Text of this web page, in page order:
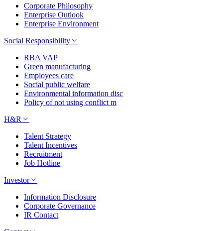
Corporate Philosophy
Enterprise Outlook
Enterprise Environment
Social Responsibility
RBA VAP
Green manufacturing
Employees care
Social public welfare
Environmental information disc
Policy of not using conflict m
H&R
Talent Strategy
Talent Incentives
Recruitment
Job Hotline
Investor
Information Disclosure
Corporate Governance
IR Contact